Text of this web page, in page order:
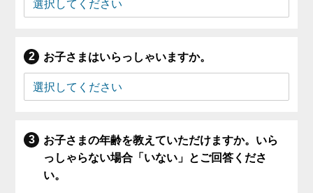
お子さまはいらっしゃいますか。
お子さまの年齢を教えていただけますか。いら
っしゃらない場合「いない」とご回答くださ
い。